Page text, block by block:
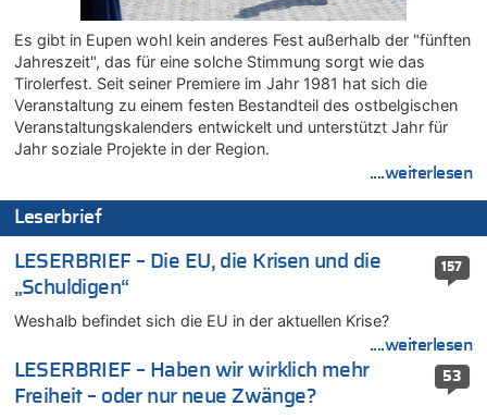
Zweite Hitzewelle in diesem Sommer ist jetzt amtlich
06.08.2026 - 16:36 von Noah Parmentier zu
Zweite Hitzewelle in diesem Sommer ist jetzt amtlich
06.08.2026 - 16:10 von Dax zu
Wasserstand des Rheins in NRW so niedrig wie noch nie
06.08.2026 - 15:51 von SuperBoy zu
Eschweiler: 16-Jähriger soll seine Oma ermordet haben
06.08.2026 - 15:42 von PvD zu
Mehrere Menschen in Londons City niedergestochen
06.08.2026 - 15:42 von Dax zu
Zweite Hitzewelle in diesem Sommer ist jetzt amtlich
06.08.2026 - 15:27 von ne Hondsjong zu
Zweite Hitzewelle in diesem Sommer ist jetzt amtlich
06.08.2026 - 14:57 von Hugo Egon Bernhard von Sinnen zu
Zweite Hitzewelle in diesem Sommer ist jetzt amtlich
06.08.2026 - 14:51 von Ostbelgien Direkt zu
Es gibt in Eupen wohl kein anderes Fest außerhalb der "fünften
Jahreszeit", das für eine solche Stimmung sorgt wie das
Tirolerfest. Seit seiner Premiere im Jahr 1981 hat sich die
Veranstaltung zu einem festen Bestandteil des ostbelgischen
Veranstaltungskalenders entwickelt und unterstützt Jahr für
Jahr soziale Projekte in der Region.
....weiterlesen
Leserbrief
157
LESERBRIEF – Die EU, die Krisen und die
„Schuldigen“
Weshalb befindet sich die EU in der aktuellen Krise?
....weiterlesen
53
LESERBRIEF – Haben wir wirklich mehr
Freiheit – oder nur neue Zwänge?